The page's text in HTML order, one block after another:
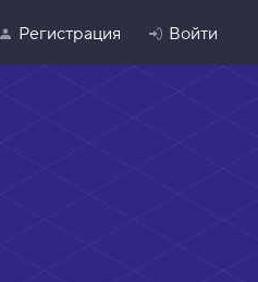
Регистрация Войти